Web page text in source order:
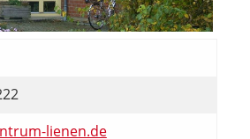
lienen.de